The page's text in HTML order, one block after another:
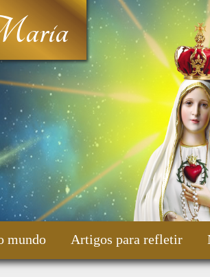
mundo Artigos para refletir